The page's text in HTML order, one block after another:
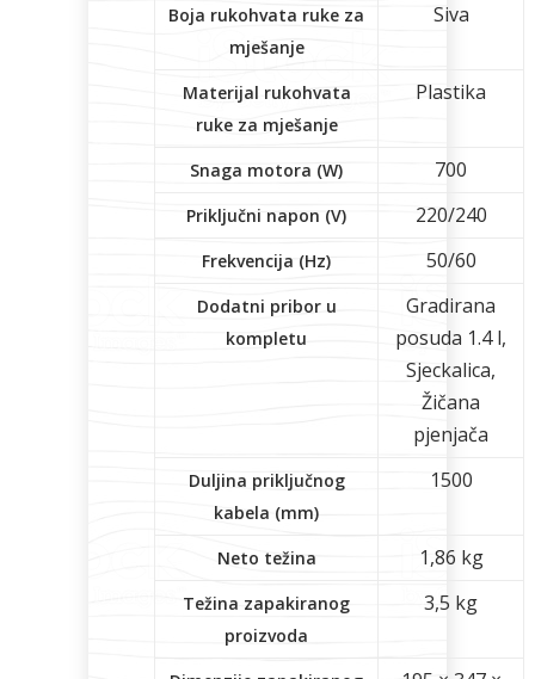
Boja rukohvata ruke za
mješanje
Siva
Materijal rukohvata
ruke za mješanje
Plastika
Snaga motora (W) 700
Priključni napon (V) 220/240
Frekvencija (Hz) 50/60
Dodatni pribor u
kompletu
Gradirana
posuda 1.4 l,
Sjeckalica,
Žičana
pjenjača
Duljina priključnog
kabela (mm)
1500
Neto težina 1,86 kg
Težina zapakiranog
proizvoda
3,5 kg